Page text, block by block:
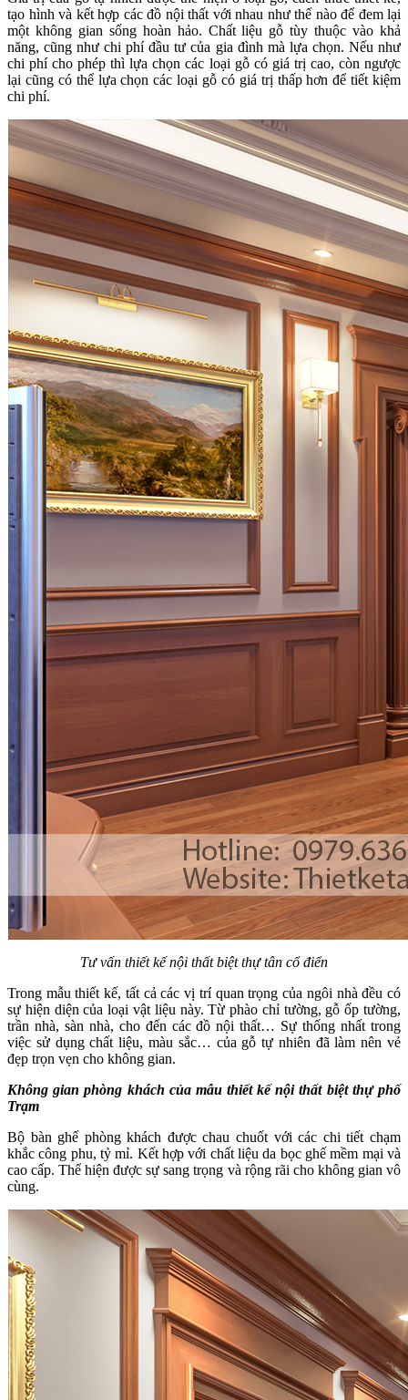
Nếu như nội thất hiện đại là sự mới mẻ của màu sắc, hình khối, bố
cục. Thì kiến trúc tân cổ điển lại là sự quy tắc, tỷ lệ và chi tiết.
Những người yêu thích tân cổ điển chắc chắn là bởi vẻ đẹp hoài cổ
và ngắm nghía trọn vẹn những quy tắc đó. Tham khảo phương án
thiết kế nội thất biệt thự tân cổ điển, được thực hiện cho chủ đầu tư
ở Phố Trạm – long Biên- Hà nội để hiểu hơn về những không gian
sống tuyệt vời này.
Mẫu thiết kế nội thất biệt thự phố Trạm - Long Biên
Thiết kế nội thất biệt thự: Thông tin chi
tiết và yêu cầu thiết kế
Tiếp nhận yêu cầu tư vấn thiết kế nội thất biệt thự từ chủ nhân công
trình này, anh em kiến trúc sư, kỹ sư đã nhanh chóng triển khai và
và nhu cầu của khách hàng cũng được kiến trúc sư trao đổi và làm
rõ:
- Diện tích công trình: 180m2/sàn
- Số tầng: Biệt thự 3 tầng
- Phong cách thiết kế: Tân cổ điển
- Chất liệu sử dụng chủ yếu: Gỗ tự nhiên
- Yêu cầu thiết kế: Toàn bộ
Với những yêu cầu tư vấn thiết kế như trên, kiến trúc sư của chúng
tôi đã lên phương án tư vấn chi tiết, và lập hồ sơ thiết kế bao gồm:
Hình ảnh phối cảnh 3D và hồ sơ triển khai kỹ thuật chi tiết. Với sự
hài lòng từ khách hàng, Real Classic tin rằng, đây sẽ là những